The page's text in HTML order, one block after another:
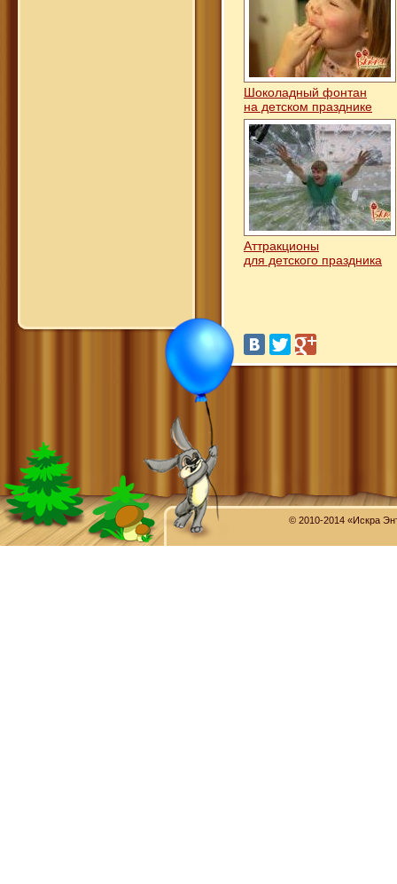
Шоколадный фонтан
на детском празднике
Аттракционы
для детского праздника
© 2010-2014 «Искра